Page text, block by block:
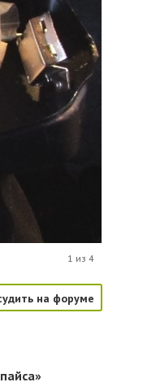
1 из 4
на форуме